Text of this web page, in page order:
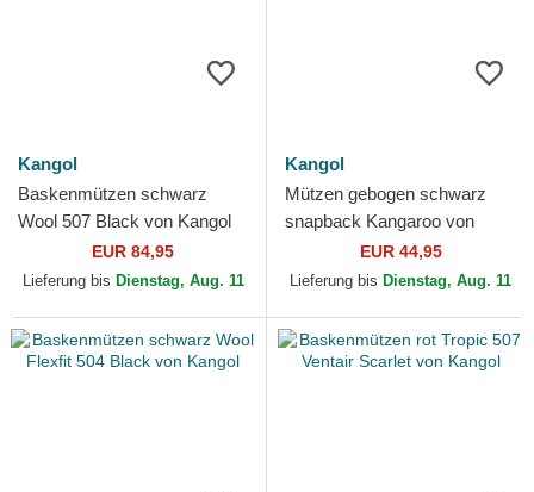
Kangol
Baskenmützen schwarz
Wool 507 Black von Kangol
EUR 84,95
Lieferung bis Dienstag, Aug. 11
Kangol
Mützen gebogen schwarz
snapback Kangaroo von
EUR 44,95
Lieferung bis Dienstag, Aug. 11